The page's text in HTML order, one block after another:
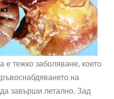
е тежко заболяване, което
на
завърши летално. Зад